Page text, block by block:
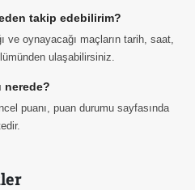
takip edebilirim?
ve oynayacağı maçların tarih, saat,
ulaşabilirsiniz.
nerede?
puanı, puan durumu sayfasında